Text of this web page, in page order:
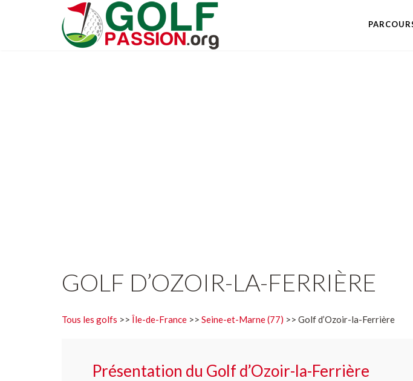
GOLF D’OZOIR-LA-FERRIÈRE
Tous les golfs >> Île-de-France >> Seine-et-Marne (77) >> Golf d’Ozoir-la-Ferrière
Présentation du Golf d’Ozoir-la-Ferrière